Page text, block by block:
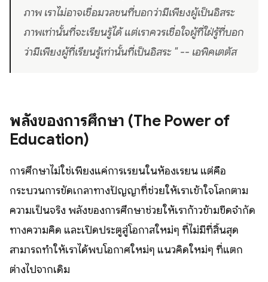
ภาพ เราไม่อาจเชื่อมวลชนที่บอกว่ามีเพียงผู้เป็นอิสระ
ภาพเท่านั้นที่จะเรียนรู้ได้ แต่เราควรเชื่อใจผู้ที่ใฝ่รู้ที่บอก
ว่ามีเพียงผู้ที่เรียนรู้เท่านั้นที่เป็นอิสระ " -- เอพิคเตตัส
พลังของการศึกษา (The Power of
Education)
การศึกษาไม่ใช่เพียงแค่การเรียนในห้องเรียน แต่คือ
กระบวนการขัดเกลาทางปัญญาที่ช่วยให้เราเข้าใจโลกตาม
ความเป็นจริง พลังของการศึกษาช่วยให้เราก้าวข้ามขีดจำกัด
ทางความคิด และเปิดประตูสู่โอกาสใหม่ๆ ที่ไม่มีที่สิ้นสุด
สามารถทำให้เราได้พบโอกาศใหม่ๆ แนวคิดใหม่ๆ ที่แตก
ต่างไปจากเดิม